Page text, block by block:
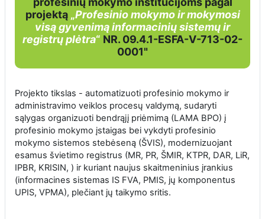
projektą „Profesinio mokymo ir mokymosi
visą gyvenimą informacinių sistemų ir
registrų plėtra“ NR. 09.4.1-ESFA-V-713-02-
0001"
Projekto tikslas - automatizuoti profesinio mokymo ir
administravimo veiklos procesų valdymą, sudaryti
sąlygas organizuoti bendrąjį priėmimą (LAMA BPO) į
profesinio mokymo įstaigas bei vykdyti profesinio
mokymo sistemos stebėseną (ŠVIS), modernizuojant
esamus švietimo registrus (MR, PR, ŠMIR, KTPR, DAR, LiR,
IPBR, KRISIN, ) ir kuriant naujus skaitmeninius įrankius
(informacines sistemas IS FVA, PMIS, jų komponentus
UPIS, VPMA), plečiant jų taikymo sritis.